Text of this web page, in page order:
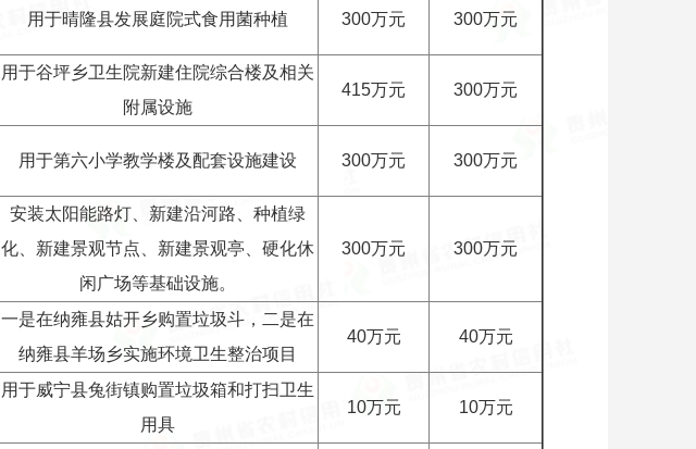
用于晴隆县发展庭院式食用菌种植 300万元 300万元
用于谷坪乡卫生院新建住院综合楼及相关
附属设施
415万元 300万元
用于第六小学教学楼及配套设施建设 300万元 300万元
安装太阳能路灯、新建沿河路、种植绿
化、新建景观节点、新建景观亭、硬化休
闲广场等基础设施。
300万元 300万元
一是在纳雍县姑开乡购置垃圾斗，二是在
纳雍县羊场乡实施环境卫生整治项目
40万元 40万元
用于威宁县兔街镇购置垃圾箱和打扫卫生
用具
10万元 10万元